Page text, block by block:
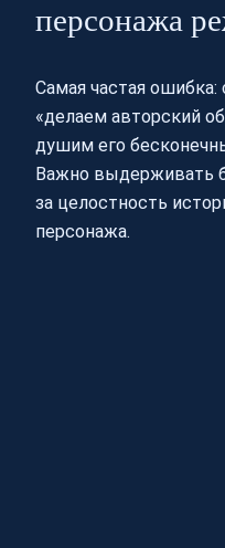
персонажа
Самая частая ошибка:
«делаем авторский
душим его
Важно выдерживать
за целостность
персонажа.